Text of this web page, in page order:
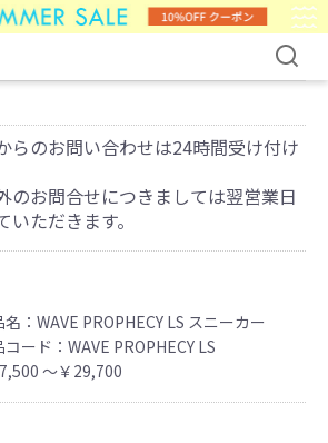
らのお問い合わせは24時間受け付け
のお問合せにつきましては翌営業日
ただきます。
名：WAVE PROPHECY LS スニーカー
コード：WAVE PROPHECY LS
〜￥29,700